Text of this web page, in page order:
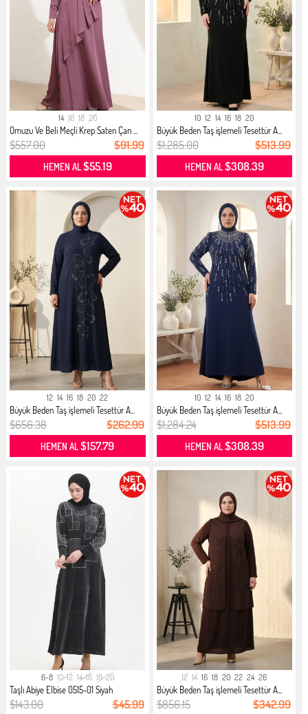
14 16 18 20
Omuzu Ve Beli Meçli Krep Saten Çan ...
$557.00 $91.99
HEMEN AL$55.19
10 12 14 16 18 20
Büyük Beden Taş işlemeli Tesettür A...
$1,285.00 $513.99
HEMEN AL$308.39
12 14 16 18 20 22
Büyük Beden Taş işlemeli Tesettür A...
$656.38 $262.99
HEMEN AL$157.79
10 12 14 16 18 20
Büyük Beden Taş işlemeli Tesettür A...
$1,284.24 $513.99
HEMEN AL$308.39
6-8 10-12 14-16 18-20
Taşlı Abiye Elbise 0515-01 Siyah
$143.00 $45.99
12 14 16 18 20 22 24 26
Büyük Beden Taş işlemeli Tesettür A...
$856.15 $342.99